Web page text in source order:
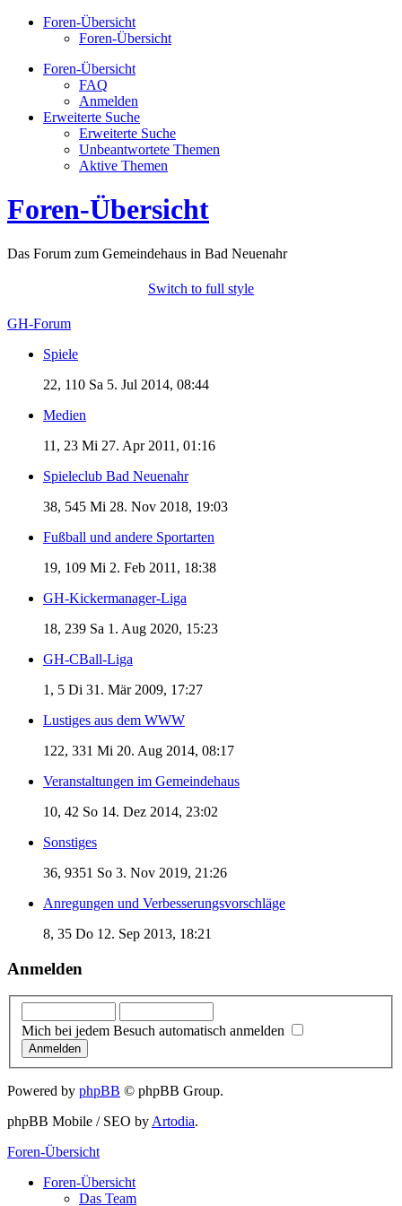
Foren-Übersicht
Foren-Übersicht
Foren-Übersicht
FAQ
Anmelden
Erweiterte Suche
Erweiterte Suche
Unbeantwortete Themen
Aktive Themen
Foren-Übersicht
Das Forum zum Gemeindehaus in Bad Neuenahr
Switch to full style
GH-Forum
Spiele
22, 110 Sa 5. Jul 2014, 08:44
Medien
11, 23 Mi 27. Apr 2011, 01:16
Spieleclub Bad Neuenahr
38, 545 Mi 28. Nov 2018, 19:03
Fußball und andere Sportarten
19, 109 Mi 2. Feb 2011, 18:38
GH-Kickermanager-Liga
18, 239 Sa 1. Aug 2020, 15:23
GH-CBall-Liga
1, 5 Di 31. Mär 2009, 17:27
Lustiges aus dem WWW
122, 331 Mi 20. Aug 2014, 08:17
Veranstaltungen im Gemeindehaus
10, 42 So 14. Dez 2014, 23:02
Sonstiges
36, 9351 So 3. Nov 2019, 21:26
Anregungen und Verbesserungsvorschläge
8, 35 Do 12. Sep 2013, 18:21
Anmelden
Mich bei jedem Besuch automatisch anmelden
Powered by phpBB © phpBB Group.
phpBB Mobile / SEO by Artodia.
Foren-Übersicht
Foren-Übersicht
Das Team